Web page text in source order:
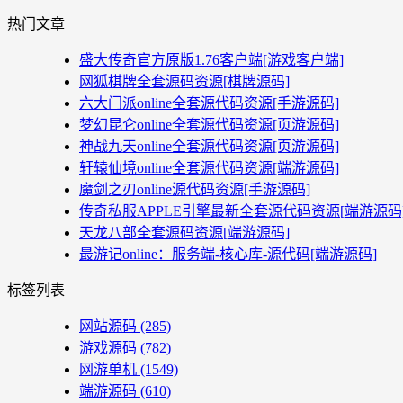
热门文章
盛大传奇官方原版1.76客户端[游戏客户端]
网狐棋牌全套源码资源[棋牌源码]
六大门派online全套源代码资源[手游源码]
梦幻昆仑online全套源代码资源[页游源码]
神战九天online全套源代码资源[页游源码]
轩辕仙境online全套源代码资源[端游源码]
魔剑之刃online源代码资源[手游源码]
传奇私服APPLE引擎最新全套源代码资源[端游源
天龙八部全套源码资源[端游源码]
最游记online：服务端-核心库-源代码[端游源码]
标签列表
网站源码 (285)
游戏源码 (782)
网游单机 (1549)
端游源码 (610)